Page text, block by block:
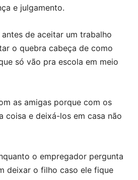
e julgamento.
antes de aceitar um trabalho
o quebra cabeça de como
só vão pra escola em meio
as amigas porque com os
coisa e deixá-los em casa não
o empregador pergunta
deixar o filho caso ele fique